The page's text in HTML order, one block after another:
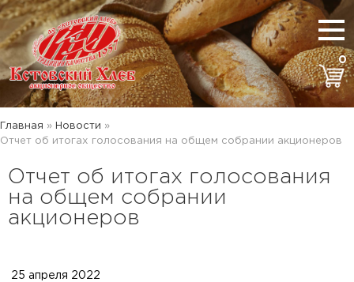
0
Главная » Новости »
Отчет об итогах голосования на общем собрании акционеров
Отчет об итогах голосования
на общем собрании
акционеров
25 апреля 2022